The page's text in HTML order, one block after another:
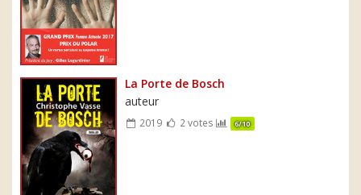
La Porte de Bosch
auteur
2019 2 votes 6/10